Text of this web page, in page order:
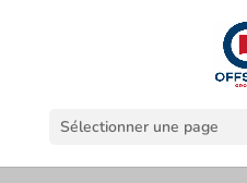
Sélectionner une page